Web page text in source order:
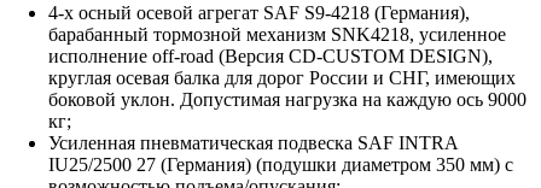
4-х осный осевой агрегат SAF S9-4218 (Германия),
барабанный тормозной механизм SNK4218, усиленное
исполнение off-road (Версия CD-CUSTOM DESIGN),
круглая осевая балка для дорог России и СНГ, имеющих
боковой уклон. Допустимая нагрузка на каждую ось 9000
кг;
Усиленная пневматическая подвеска SAF INTRA
IU25/2500 27 (Германия) (подушки диаметром 350 мм) с